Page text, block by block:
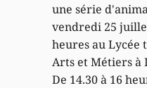
une série
vendredi 25
heures au Lycée
Arts et Métiers à
De 14.30 à 16